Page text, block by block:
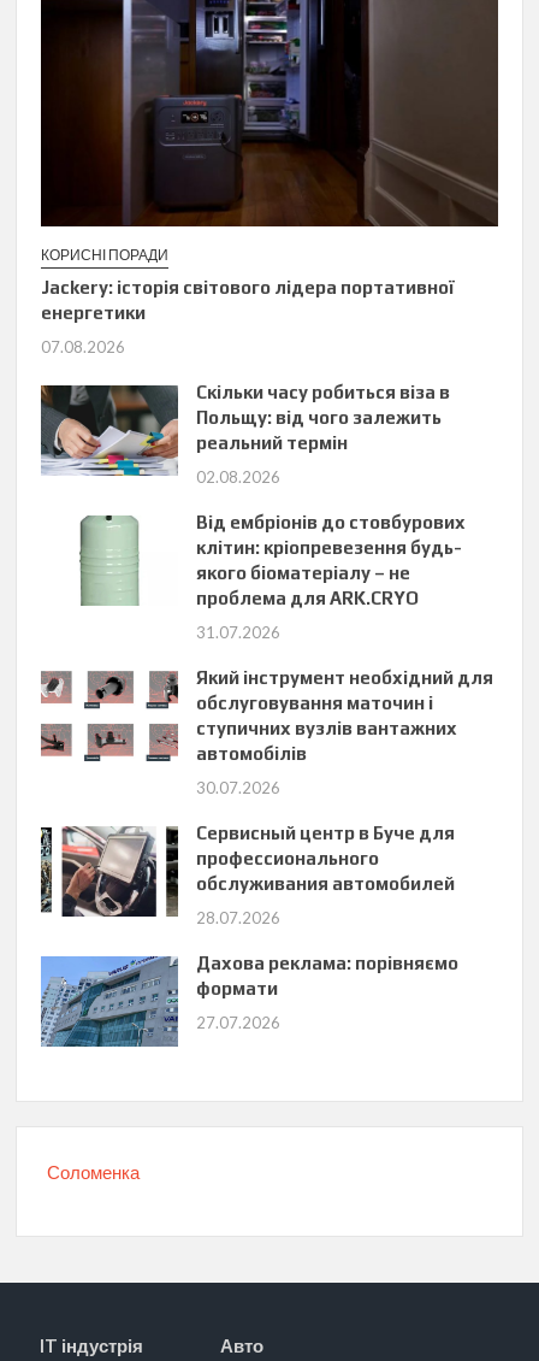
КОРИСНІ ПОРАДИ
Jackery: історія світового лідера портативної
енергетики
07.08.2026
Скільки часу робиться віза в
Польщу: від чого залежить
реальний термін
02.08.2026
Від ембріонів до стовбурових
клітин: кріопревезення будь-
якого біоматеріалу – не
проблема для ARK.CRYO
31.07.2026
Який інструмент необхідний для
обслуговування маточин і
ступичних вузлів вантажних
автомобілів
30.07.2026
Сервисный центр в Буче для
профессионального
обслуживания автомобилей
28.07.2026
Дахова реклама: порівняємо
формати
27.07.2026
Соломенка
IT індустрія Авто